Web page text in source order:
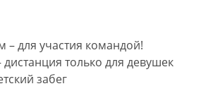
– для участия командой!
дистанция только для девушек
забег